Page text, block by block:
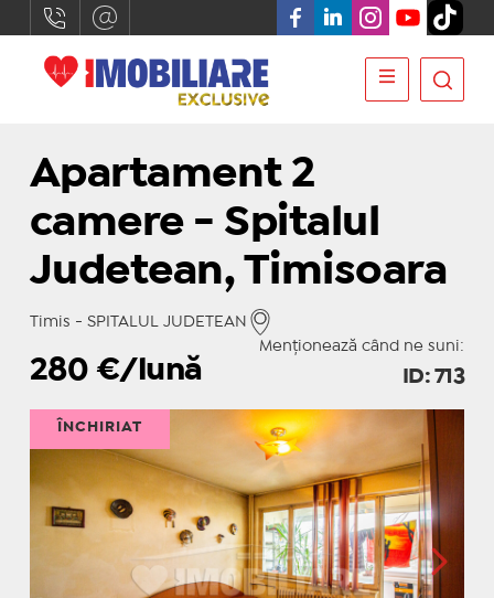
Apartament 2
camere - Spitalul
Judetean, Timisoara
Timis - SPITALUL JUDETEAN
Menționează când ne suni:
280 €/lună ID: 713
ÎNCHIRIAT